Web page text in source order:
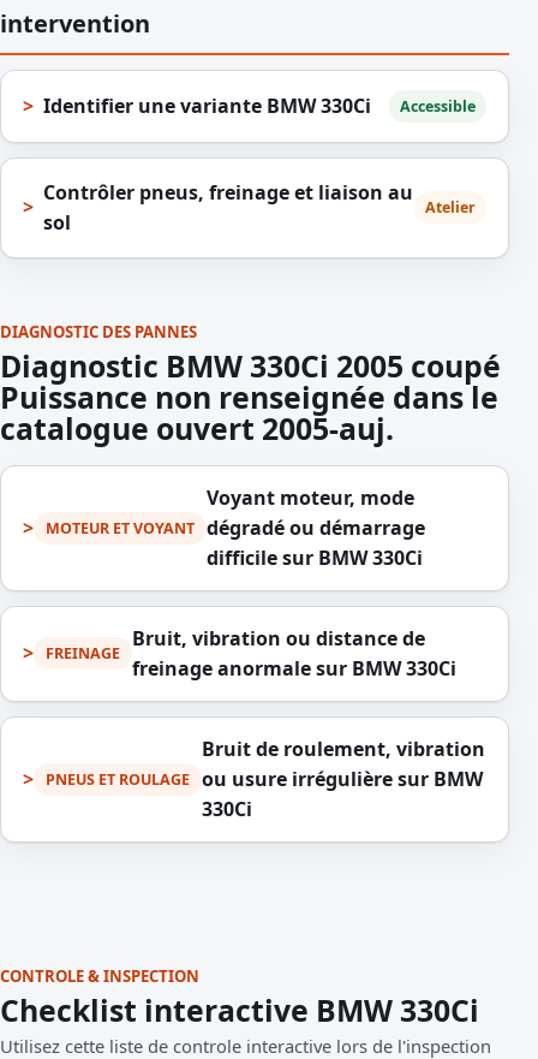
intervention
Identifier une variante BMW 330Ci Accessible
Contrôler pneus, freinage et liaison au
sol
Atelier
DIAGNOSTIC DES PANNES
Diagnostic BMW 330Ci 2005 coupé
Puissance non renseignée dans le
catalogue ouvert 2005-auj.
MOTEUR ET VOYANT
Voyant moteur, mode
dégradé ou démarrage
difficile sur BMW 330Ci
FREINAGE
Bruit, vibration ou distance de
freinage anormale sur BMW 330Ci
PNEUS ET ROULAGE
Bruit de roulement, vibration
ou usure irrégulière sur BMW
330Ci
CONTROLE & INSPECTION
Checklist interactive BMW 330Ci
Utilisez cette liste de controle interactive lors de l'inspection